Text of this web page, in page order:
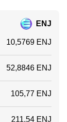
ENJ
10,5769 ENJ
52,8846 ENJ
105,77 ENJ
211,54 ENJ